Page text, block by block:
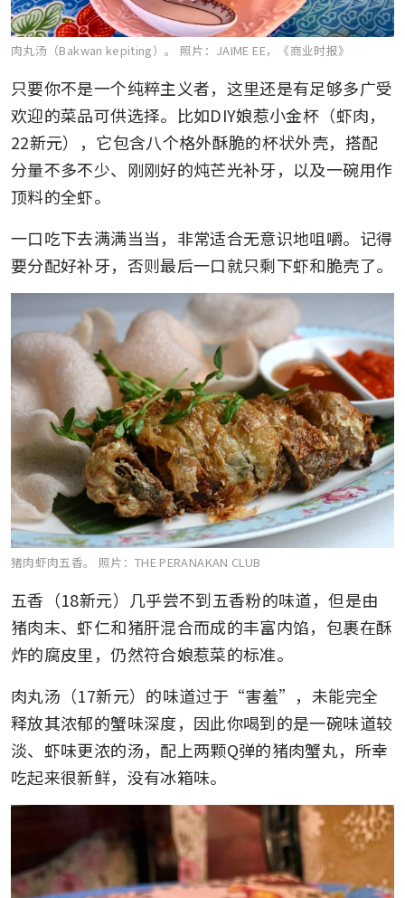
肉丸汤（Bakwan kepiting）。 照片：JAIME EE，《商业时报》
只要你不是一个纯粹主义者，这里还是有足够多广受
欢迎的菜品可供选择。比如DIY娘惹小金杯（虾肉，
22新元），它包含八个格外酥脆的杯状外壳，搭配
分量不多不少、刚刚好的炖芒光补牙，以及一碗用作
顶料的全虾。
一口吃下去满满当当，非常适合无意识地咀嚼。记得
要分配好补牙，否则最后一口就只剩下虾和脆壳了。
猪肉虾肉五香。 照片：THE PERANAKAN CLUB
五香（18新元）几乎尝不到五香粉的味道，但是由
猪肉末、虾仁和猪肝混合而成的丰富内馅，包裹在酥
炸的腐皮里，仍然符合娘惹菜的标准。
肉丸汤（17新元）的味道过于“害羞”，未能完全
释放其浓郁的蟹味深度，因此你喝到的是一碗味道较
淡、虾味更浓的汤，配上两颗Q弹的猪肉蟹丸，所幸
吃起来很新鲜，没有冰箱味。